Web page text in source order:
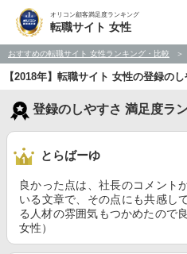
オリコン顧客満足度ランキング
転職サイト 女性
おすすめの転職サイト 女性ランキング・比較
【2018年】転職サイト 女性の登録の
登録のしやすさ 満足度ラ
とらばーゆ
良かった点は、社長のコメント
いる文章で、その点にも共感し
る人材の雰囲気もつかめたので
女性）